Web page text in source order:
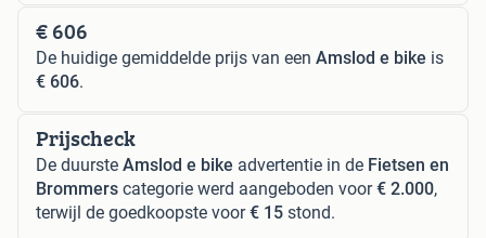
€ 606
De huidige gemiddelde prijs van een Amslod e bike is
€ 606.
Prijscheck
De duurste Amslod e bike advertentie in de Fietsen en
Brommers categorie werd aangeboden voor€ 2.000,
terwijl de goedkoopste voor€ 15 stond.